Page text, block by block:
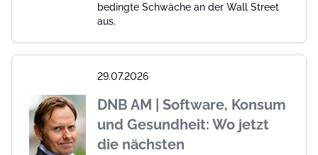
bedingte Schwäche an der Wall Street
aus.
29.07.2026
DNB AM | Software, Konsum
und Gesundheit: Wo jetzt
die nächsten